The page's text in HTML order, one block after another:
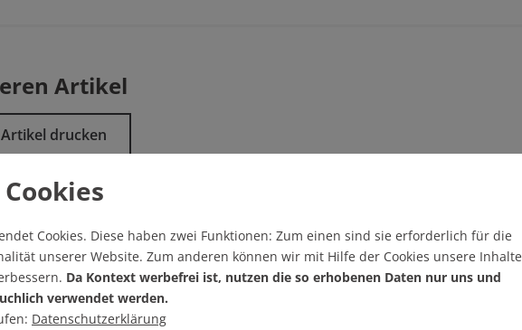
Artikel
Artikel drucken
Cookies. Diese haben zwei Funktionen: Zum einen sind sie erforderlich für die
unserer Website. Zum anderen können wir mit Hilfe der Cookies unsere Inhalte
Da Kontext werbefrei ist, nutzen die so erhobenen Daten nur uns und
verwendet werden.
Datenschutzerklärung